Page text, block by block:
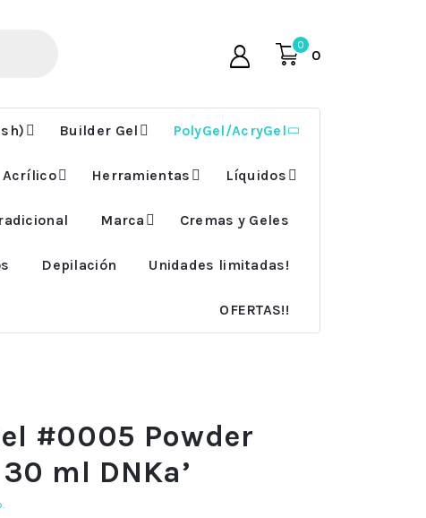
0
0
Builder Gel PolyGel/AcryGel
Acrílico Herramientas Líquidos
Marca Cremas y Geles
Depilación Unidades limitadas!
OFERTAS!!
#0005 Powder
ml DNKa’